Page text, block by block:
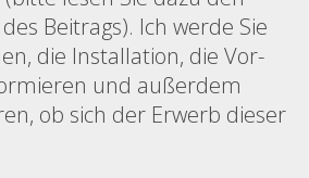
Beitrags). Ich werde Sie
die Installation, die Vor-
und außerdem
ob sich der Erwerb dieser